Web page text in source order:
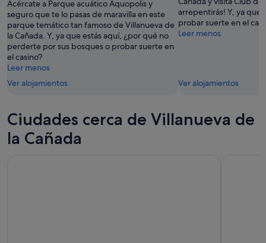
Acércate a Parque acuático Aquopolis y
seguro que te lo pasas de maravilla en este
parque temático tan famoso de Villanueva de
la Cañada. Y, ya que estás aquí, ¿por qué no
perderte por sus bosques o probar suerte en
el casino?
Leer menos
Ver alojamientos
arrepentirás! Y, ya que
probar suerte en el
Leer menos
Ver alojamientos
Ciudades cerca de Villanueva de
la Cañada